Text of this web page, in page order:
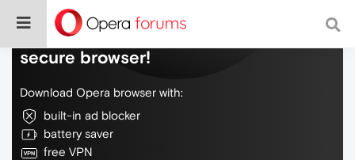
Do more on the web, with a fast and
secure browser!
Download Opera browser with:
built-in ad blocker
battery saver
free VPN